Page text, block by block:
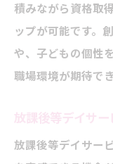
積みながら資格取
ップが可能です。
や、子どもの個性
職場環境が期待で
放課後等デイサ
放課後等デイサー